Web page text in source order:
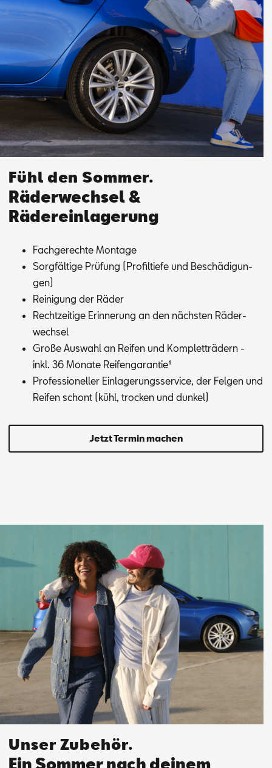
Fühl den Sommer.
Räderwechsel &
Rädereinlagerung
Fach­ge­rech­te Mon­ta­ge
Sorg­fäl­ti­ge Prü­fung (Pro­fil­tie­fe und Be­schä­di­gun­
gen)
Rei­ni­gung der Rä­der
Recht­zei­ti­ge Er­in­ne­rung an den nächs­ten Rä­der­
wech­sel
Gro­ße Aus­wahl an Rei­fen und Kom­plett­rä­dern -
inkl. 36 Mo­na­te Rei­fen­ga­ran­tie¹
Pro­fes­sio­nel­ler Ein­la­ge­rungs­ser­vice, der Fel­gen und
Rei­fen schont (kühl, tro­cken und dun­kel)
Jetzt Termin machen
Unser Zubehör.
Ein Sommer nach deinem